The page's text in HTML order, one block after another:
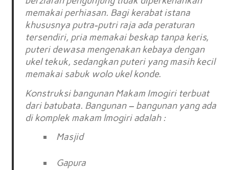
memakai perhiasan. Bagi kerabat istana
khususnya putra-putri raja ada peraturan
tersendiri, pria memakai beskap tanpa keris,
puteri dewasa mengenakan kebaya dengan
ukel tekuk, sedangkan puteri yang masih kecil
memakai sabuk wolo ukel konde.
Konstruksi bangunan Makam Imogiri terbuat
dari batubata. Bangunan – bangunan yang ada
di komplek makam lmogiri adalah :
Masjid
Gapura